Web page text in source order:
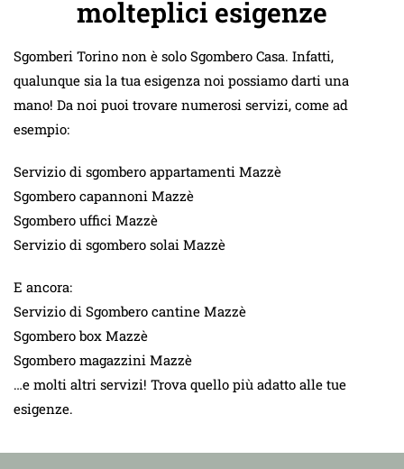
molteplici esigenze
Sgomberi Torino non è solo Sgombero Casa. Infatti,
qualunque sia la tua esigenza noi possiamo darti una
mano! Da noi puoi trovare numerosi servizi, come ad
esempio:
Servizio di sgombero appartamenti Mazzè
Sgombero capannoni Mazzè
Sgombero uffici Mazzè
Servizio di sgombero solai Mazzè
E ancora:
Servizio di Sgombero cantine Mazzè
Sgombero box Mazzè
Sgombero magazzini Mazzè
…e molti altri servizi! Trova quello più adatto alle tue
esigenze.